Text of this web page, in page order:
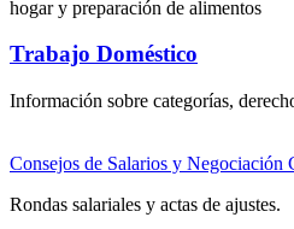
Trabajo Doméstico
Información sobre categorías,
Consejos de Salarios y Negociación
Rondas salariales y actas de ajustes.